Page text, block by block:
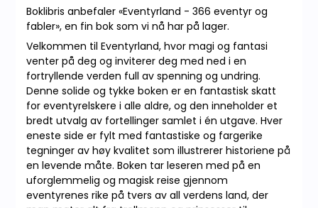
Boklibris anbefaler «Eventyrland - 366 eventyr og
fabler», en fin bok som vi nå har på lager.
Velkommen til Eventyrland, hvor magi og fantasi
venter på deg og inviterer deg med ned i en
fortryllende verden full av spenning og undring.
Denne solide og tykke boken er en fantastisk skatt
for eventyrelskere i alle aldre, og den inneholder et
bredt utvalg av fortellinger samlet i én utgave. Hver
eneste side er fylt med fantastiske og fargerike
tegninger av høy kvalitet som illustrerer historiene på
en levende måte. Boken tar leseren med på en
uforglemmelig og magisk reise gjennom
eventyrenes rike på tvers av all verdens land, der